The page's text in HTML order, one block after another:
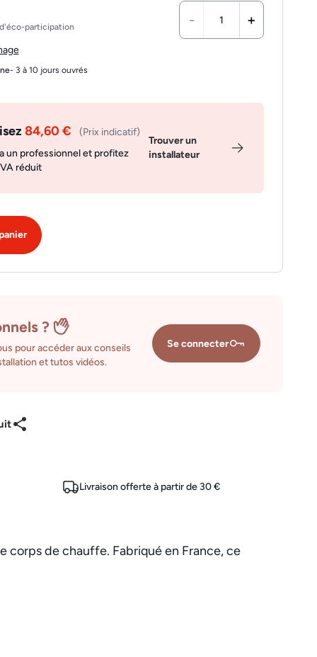
participation - +
- 3 à 10 jours ouvrés
84,60 €
(Prix indicatif)
un professionnel et profitez
réduit
Trouver un
installateur
?
pour accéder aux conseils
et tutos vidéos.
Se connecter
Livraison offerte à partir de 30 €
de chauffe. Fabriqué en France, ce